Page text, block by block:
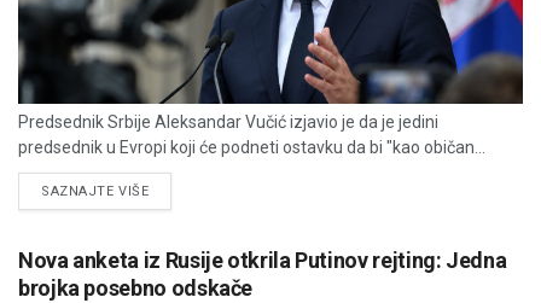
Predsednik Srbije Aleksandar Vučić izjavio je da je jedini
predsednik u Evropi koji će podneti ostavku da bi "kao običan...
SAZNAJTE VIŠEDETAILS
Nova anketa iz Rusije otkrila Putinov rejting: Jedna
brojka posebno odskače